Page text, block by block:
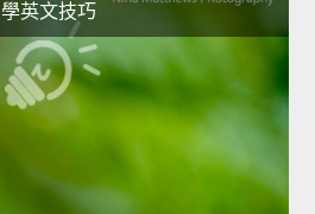
學英文技巧